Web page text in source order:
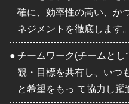
確に、効率性の高い、か
ネジメントを徹底します。
● チームワーク(チームと
観・目標を共有し、いつ
と希望をもっ て協力し躍